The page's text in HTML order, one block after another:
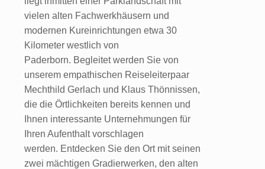
vielen alten Fachwerkhäusern und
modernen Kureinrichtungen etwa 30
Kilometer westlich von
Paderborn. Begleitet werden Sie von
unserem empathischen Reiseleiterpaar
Mechthild Gerlach und Klaus Thönnissen,
die die Örtlichkeiten bereits kennen und
Ihnen interessante Unternehmungen für
Ihren Aufenthalt vorschlagen
werden. Entdecken Sie den Ort mit seinen
zwei mächtigen Gradierwerken, den alten